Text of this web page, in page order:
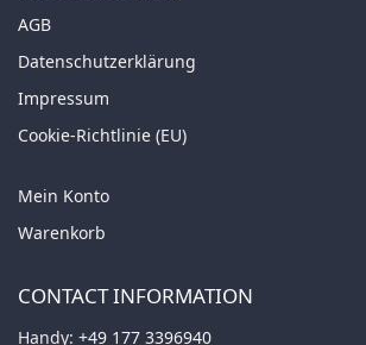
AGB
Datenschutzerklärung
Impressum
Cookie-Richtlinie (EU)
Mein Konto
Warenkorb
CONTACT INFORMATION
Handy: +49 177 3396940